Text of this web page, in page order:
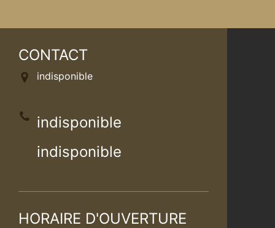
CONTACT
indisponible
indisponible
indisponible
HORAIRE D'OUVERTURE